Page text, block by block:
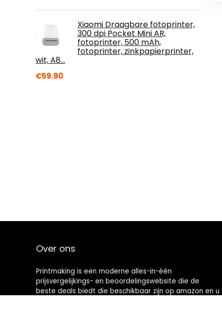
Xiaomi Draagbare fotoprinter,
300 dpi Pocket Mini AR,
fotoprinter, 500 mAh,
fotoprinter, zinkpapierprinter,
wit, A8…
€59.90
Over ons
Printmaking is een moderne alles-in-één
prijsvergelijkings- en beoordelingswebsite die de
beste deals biedt die beschikbaar zijn op amazon en u